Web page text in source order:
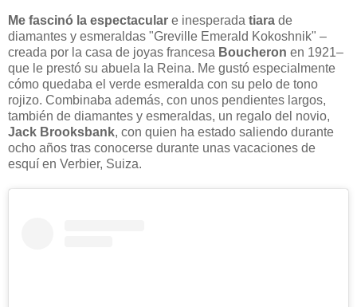
Me fascinó la espectacular e inesperada tiara de
diamantes y esmeraldas "Greville Emerald Kokoshnik" –
creada por la casa de joyas francesa Boucheron en 1921–
que le prestó su abuela la Reina. Me gustó especialmente
cómo quedaba el verde esmeralda con su pelo de tono
rojizo. Combinaba además, con unos pendientes largos,
también de diamantes y esmeraldas, un regalo del novio,
Jack Brooksbank, con quien ha estado saliendo durante
ocho años tras conocerse durante unas vacaciones de
esquí en Verbier, Suiza.